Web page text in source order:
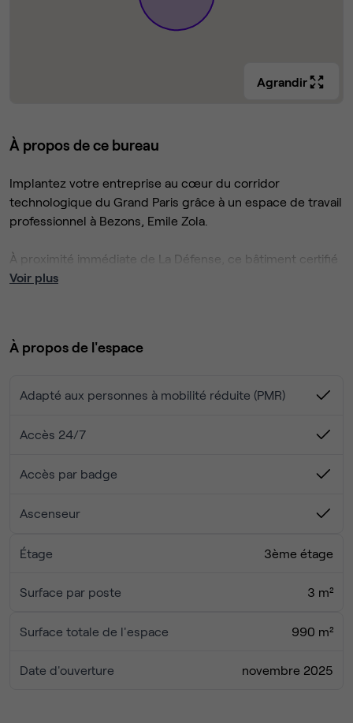
Agrandir
À propos de ce bureau
Implantez votre entreprise au cœur du corridor
technologique du Grand Paris grâce à un espace de travail
professionnel à Bezons, Emile Zola.
À proximité immédiate de La Défense, ce bâtiment certifié
WELL offre 990 m² alliant accessibilité (tramway T, 10 min
Regus Emile Zola propose des bureaux entièrement
réunion.
jusqu’à 10 personnes, cet emplacement s’adapte aussi
des conditions flexibles et des installations de premier
Voir plus
À propos de l'espace
Adapté aux personnes à mobilité réduite (PMR)
Accès 24/7
Accès par badge
Ascenseur
Étage 3ème étage
Surface par poste 3 m²
Surface totale de l'espace 990 m²
Date d'ouverture novembre 2025